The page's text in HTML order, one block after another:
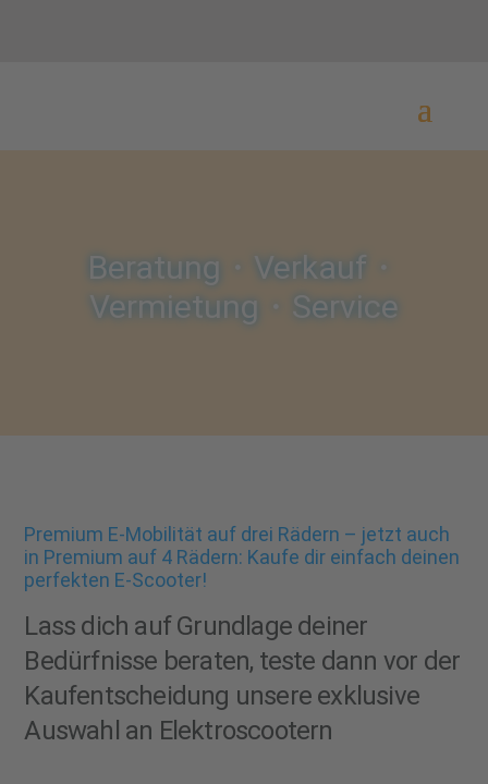
Beratung・Verkauf・
Vermietung・Service
Premium E-Mobilität auf drei Rädern – jetzt auch
in Premium auf 4 Rädern: Kaufe dir einfach deinen
perfekten E-Scooter!
Lass dich auf Grundlage deiner
Bedürfnisse beraten, teste dann vor der
Kaufentscheidung unsere exklusive
Auswahl an Elektroscootern